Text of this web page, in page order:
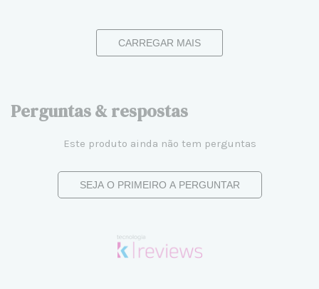
CARREGAR MAIS
Perguntas & respostas
Este produto ainda não tem perguntas
SEJA O PRIMEIRO A PERGUNTAR